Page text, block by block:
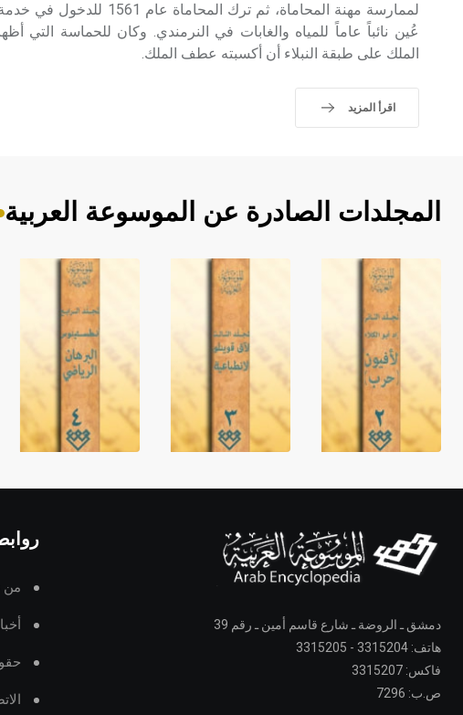
عُين نائباً عاماً للمياه والغابات في النرمندي. وكان للحماسة التي
الملك على طبقة النبلاء أن أكسبته عطف الملك.
اقرأ المزيد
المجلدات الصادرة عن الموسوعة العربية
دمشق ـ الروضة ـ شارع قاسم أمين ـ رقم 39
هاتف: 3315204 - 3315205
فاكس: 3315207
ص.ب: 7296
من